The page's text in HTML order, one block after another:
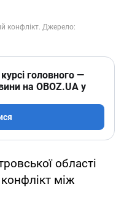
головного —
на OBOZ.UA у
області
між